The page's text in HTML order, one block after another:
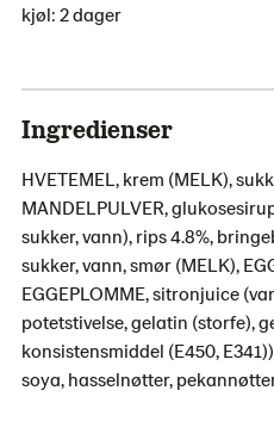
kjøl: 2 dager
Ingredienser
HVETEMEL, krem (MELK),
MANDELPULVER,
sukker, vann), rips 4.8%,
sukker, vann, smør (MELK),
EGGEPLOMME, sitronjuice
potetstivelse, gelatin (storfe),
konsistensmiddel (E450,
soya, hasselnøtter,